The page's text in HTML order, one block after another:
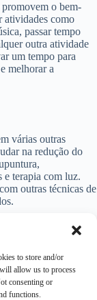
to store and/or
allow us to process
consenting or
functions.
o bem-
atividades como
passar tempo
outra atividade
um tempo para
melhorar a
várias outras
na redução do
e terapia com luz.
outras técnicas de
boa saúde física e
do estresse, é
resiliência e
abordagens